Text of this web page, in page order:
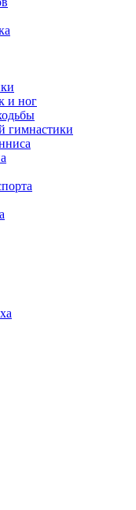
и ног
гимнастики